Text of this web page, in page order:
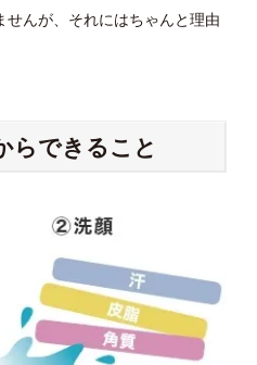
んが、それにはちゃんと理由
らできること